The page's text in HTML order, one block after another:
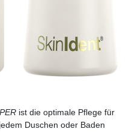
ist die optimale Pflege für
Duschen oder Baden